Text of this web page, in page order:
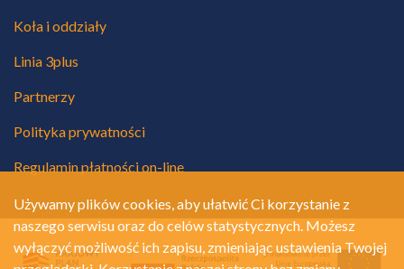
Koła i oddziały
Linia 3plus
Partnerzy
Polityka prywatności
Regulamin płatności on-line
Używamy plików cookies, aby ułatwić Ci korzystanie z
naszego serwisu oraz do celów statystycznych. Możesz
wyłączyć możliwość ich zapisu, zmieniając ustawienia Twojej